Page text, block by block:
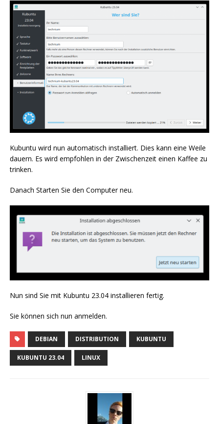
Kubuntu wird nun automatisch installiert. Dies kann eine Weile
dauern. Es wird empfohlen in der Zwischenzeit einen Kaffee zu
trinken.
Danach Starten Sie den Computer neu.
Nun sind Sie mit Kubuntu 23.04 installieren fertig.
Sie können sich nun anmelden.
DEBIAN DISTRIBUTION KUBUNTU
KUBUNTU 23.04 LINUX